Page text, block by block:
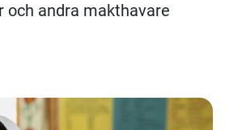
och andra makthavare